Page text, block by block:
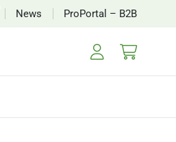
News ProPortal – B2B